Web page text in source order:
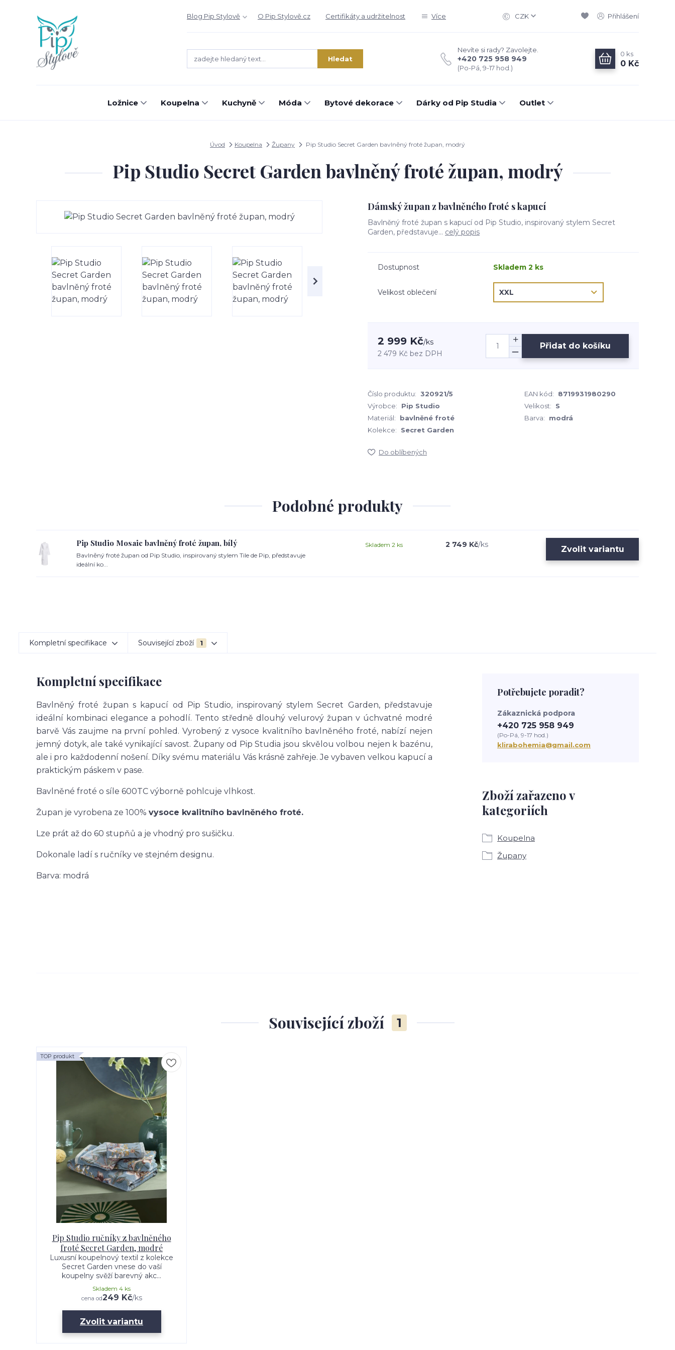
Blog Pip Stylově O Pip Stylově.cz Certifikáty a udržitelnost Více CZK Přihlášení
Hledat
Nevíte si rady? Zavolejte.
+420 725 958 949
(Po-Pá, 9-17 hod.)
0 ks
0 Kč
Ložnice Koupelna Kuchyně Móda Bytové dekorace Dárky od Pip Studia Outlet
Úvod Koupelna Župany Pip Studio Secret Garden bavlněný froté župan, modrý
Pip Studio Secret Garden bavlněný froté župan, modrý
Dámský župan z bavlněného froté s kapucí
Bavlněný froté župan s kapucí od Pip Studio, inspirovaný stylem Secret
Garden, představuje... celý popis
Dostupnost Skladem 2 ks
Velikost oblečení
2 999 Kč/ks
2 479 Kč bez DPH
Přidat do košíku
Číslo produktu: 320921/5 EAN kód:
8719931980290
Výrobce:
Pip Studio Velikost:
S
Materiál:
bavlněné froté Barva:
modrá
Kolekce:
Secret Garden
Do oblíbených
Podobné produkty
Pip Studio Mosaic bavlněný froté župan, bílý
Bavlněný froté župan od Pip Studio, inspirovaný stylem Tile de Pip, představuje
ideální ko...
2 749 Kč/ks
Skladem 2 ks Zvolit variantu
Kompletní specifikace Související zboží 1
Kompletní specifikace
Bavlněný froté župan s kapucí od Pip Studio, inspirovaný stylem Secret Garden, představuje
ideální kombinaci elegance a pohodlí. Tento středně dlouhý velurový župan v úchvatné modré
barvě Vás zaujme na první pohled. Vyrobený z vysoce kvalitního bavlněného froté, nabízí nejen
jemný dotyk, ale také vynikající savost. Župany od Pip Studia jsou skvělou volbou nejen k bazénu,
ale i pro každodenní nošení. Díky svému materiálu Vás krásně zahřeje. Je vybaven velkou kapucí a
praktickým páskem v pase.
Bavlněné froté o síle 600TC výborně pohlcuje vlhkost.
Župan je vyrobena ze 100% vysoce kvalitního bavlněného froté.
Lze prát až do 60 stupňů a je vhodný pro sušičku.
Dokonale ladí s ručníky ve stejném designu.
Barva: modrá
Zboží zařazeno v
kategoriích
Koupelna
Župany
Potřebujete poradit?
Zákaznická podpora
+420 725 958 949
(Po-Pá, 9-17 hod.)
klirabohemia@gmail.com
Související zboží 1
TOP produkt
Pip Studio ručníky z bavlněného
froté Secret Garden, modré
Luxusní koupelnový textil z kolekce
Secret Garden vnese do vaší
koupelny svěží barevný akc...
cena od249 Kč/ks
Skladem 4 ks
Zvolit variantu